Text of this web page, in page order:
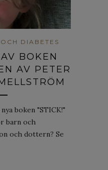
DIABETES
BOKEN
AV PETER
boken "STICK!"
barn och
och dottern? Se